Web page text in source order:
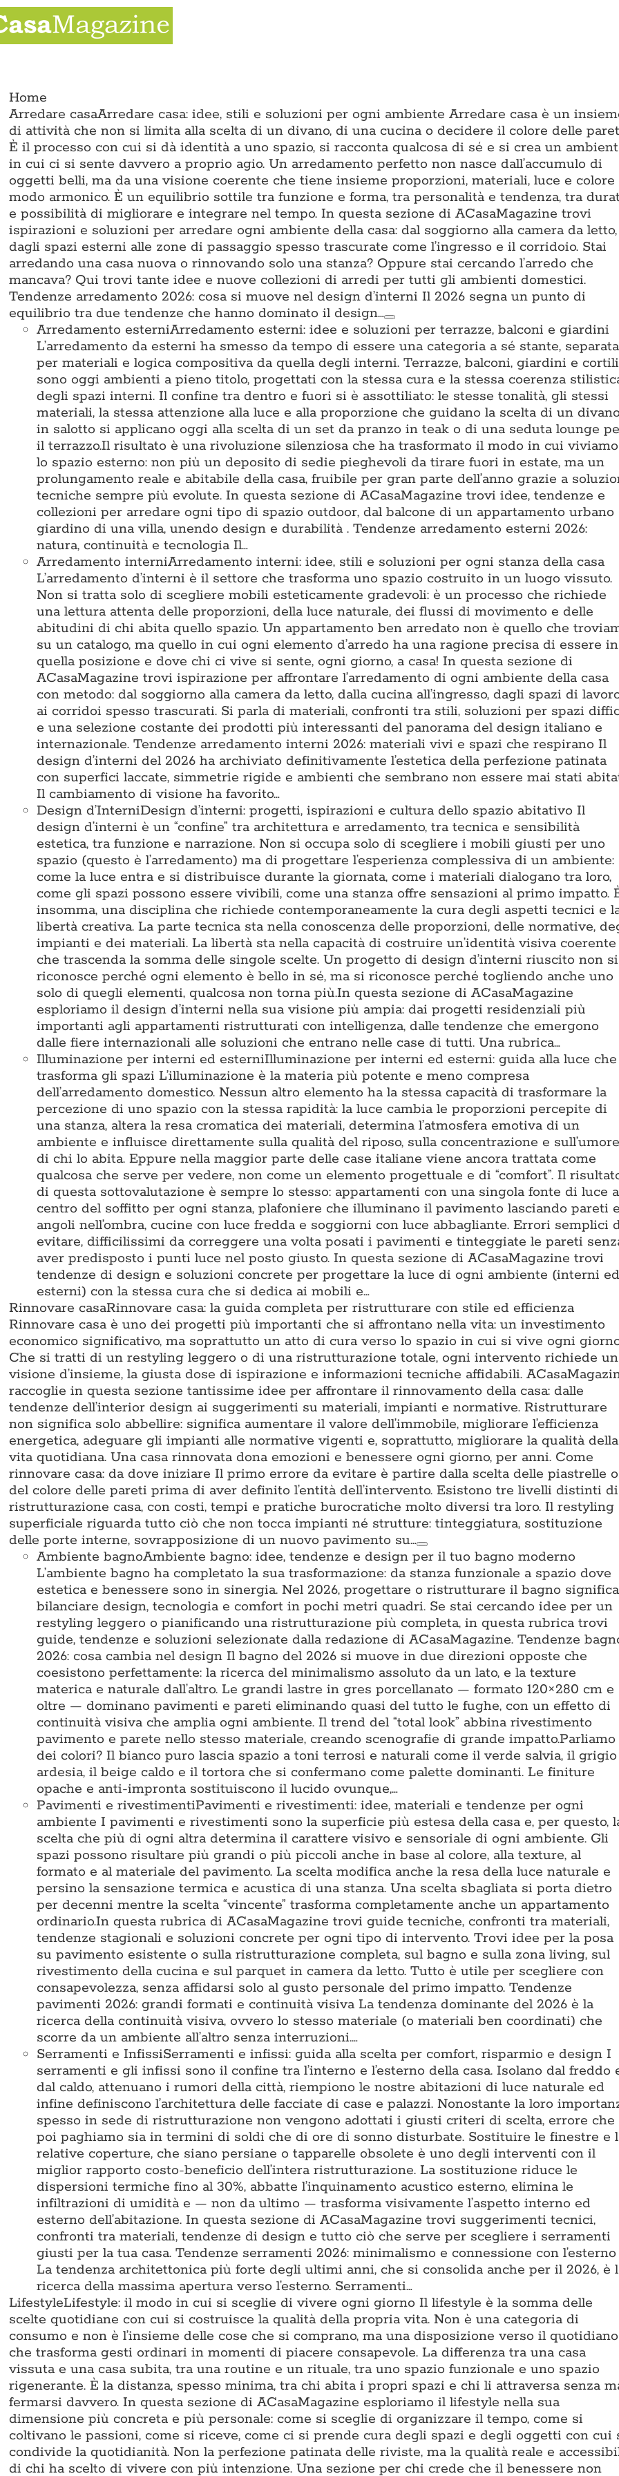
Salta
al
contenuto
Home
Arredare casaArredare casa: idee, stili e soluzioni per ogni ambiente Arredare casa è un
di attività che non si limita alla scelta di un divano, di una cucina o decidere il colore delle
È il processo con cui si dà identità a uno spazio, si racconta qualcosa di sé e si crea un
in cui ci si sente davvero a proprio agio. Un arredamento perfetto non nasce dall’accumulo di
oggetti belli, ma da una visione coerente che tiene insieme proporzioni, materiali, luce e
modo armonico. È un equilibrio sottile tra funzione e forma, tra personalità e tendenza, tra
e possibilità di migliorare e integrare nel tempo. In questa sezione di ACasaMagazine trovi
ispirazioni e soluzioni per arredare ogni ambiente della casa: dal soggiorno alla camera da letto,
dagli spazi esterni alle zone di passaggio spesso trascurate come l’ingresso e il corridoio. Stai
arredando una casa nuova o rinnovando solo una stanza? Oppure stai cercando l’arredo che
mancava? Qui trovi tante idee e nuove collezioni di arredi per tutti gli ambienti domestici.
Tendenze arredamento 2026: cosa si muove nel design d’interni Il 2026 segna un punto di
equilibrio tra due tendenze che hanno dominato il design…
Arredamento esterniArredamento esterni: idee e soluzioni per terrazze, balconi e giardini
L’arredamento da esterni ha smesso da tempo di essere una categoria a sé stante, separata
per materiali e logica compositiva da quella degli interni. Terrazze, balconi, giardini e cortili
sono oggi ambienti a pieno titolo, progettati con la stessa cura e la stessa coerenza
degli spazi interni. Il confine tra dentro e fuori si è assottiliato: le stesse tonalità, gli stessi
materiali, la stessa attenzione alla luce e alla proporzione che guidano la scelta di un divano
in salotto si applicano oggi alla scelta di un set da pranzo in teak o di una seduta lounge
il terrazzo.Il risultato è una rivoluzione silenziosa che ha trasformato il modo in cui viviamo
lo spazio esterno: non più un deposito di sedie pieghevoli da tirare fuori in estate, ma un
prolungamento reale e abitabile della casa, fruibile per gran parte dell’anno grazie a
tecniche sempre più evolute. In questa sezione di ACasaMagazine trovi idee, tendenze e
collezioni per arredare ogni tipo di spazio outdoor, dal balcone di un appartamento urbano
giardino di una villa, unendo design e durabilità . Tendenze arredamento esterni 2026:
natura, continuità e tecnologia Il…
Arredamento interniArredamento interni: idee, stili e soluzioni per ogni stanza della casa
L’arredamento d’interni è il settore che trasforma uno spazio costruito in un luogo vissuto.
Non si tratta solo di scegliere mobili esteticamente gradevoli: è un processo che richiede
una lettura attenta delle proporzioni, della luce naturale, dei flussi di movimento e delle
abitudini di chi abita quello spazio. Un appartamento ben arredato non è quello che
su un catalogo, ma quello in cui ogni elemento d’arredo ha una ragione precisa di essere in
quella posizione e dove chi ci vive si sente, ogni giorno, a casa! In questa sezione di
ACasaMagazine trovi ispirazione per affrontare l’arredamento di ogni ambiente della casa
con metodo: dal soggiorno alla camera da letto, dalla cucina all’ingresso, dagli spazi di
ai corridoi spesso trascurati. Si parla di materiali, confronti tra stili, soluzioni per spazi
e una selezione costante dei prodotti più interessanti del panorama del design italiano e
internazionale. Tendenze arredamento interni 2026: materiali vivi e spazi che respirano Il
design d’interni del 2026 ha archiviato definitivamente l’estetica della perfezione patinata
con superfici laccate, simmetrie rigide e ambienti che sembrano non essere mai stati
Il cambiamento di visione ha favorito…
Design d’InterniDesign d’interni: progetti, ispirazioni e cultura dello spazio abitativo Il
design d’interni è un “confine” tra architettura e arredamento, tra tecnica e sensibilità
estetica, tra funzione e narrazione. Non si occupa solo di scegliere i mobili giusti per uno
spazio (questo è l’arredamento) ma di progettare l’esperienza complessiva di un ambiente:
come la luce entra e si distribuisce durante la giornata, come i materiali dialogano tra loro,
come gli spazi possono essere vivibili, come una stanza offre sensazioni al primo impatto.
insomma, una disciplina che richiede contemporaneamente la cura degli aspetti tecnici e
libertà creativa. La parte tecnica sta nella conoscenza delle proporzioni, delle normative,
impianti e dei materiali. La libertà sta nella capacità di costruire un’identità visiva coerente
che trascenda la somma delle singole scelte. Un progetto di design d’interni riuscito non si
riconosce perché ogni elemento è bello in sé, ma si riconosce perché togliendo anche uno
solo di quegli elementi, qualcosa non torna più.In questa sezione di ACasaMagazine
esploriamo il design d’interni nella sua visione più ampia: dai progetti residenziali più
importanti agli appartamenti ristrutturati con intelligenza, dalle tendenze che emergono
dalle fiere internazionali alle soluzioni che entrano nelle case di tutti. Una rubrica…
Illuminazione per interni ed esterniIlluminazione per interni ed esterni: guida alla luce che
trasforma gli spazi L’illuminazione è la materia più potente e meno compresa
dell’arredamento domestico. Nessun altro elemento ha la stessa capacità di trasformare la
percezione di uno spazio con la stessa rapidità: la luce cambia le proporzioni percepite di
una stanza, altera la resa cromatica dei materiali, determina l’atmosfera emotiva di un
ambiente e influisce direttamente sulla qualità del riposo, sulla concentrazione e sull’umore
di chi lo abita. Eppure nella maggior parte delle case italiane viene ancora trattata come
qualcosa che serve per vedere, non come un elemento progettuale e di “comfort”. Il
di questa sottovalutazione è sempre lo stesso: appartamenti con una singola fonte di luce
centro del soffitto per ogni stanza, plafoniere che illuminano il pavimento lasciando pareti e
angoli nell’ombra, cucine con luce fredda e soggiorni con luce abbagliante. Errori semplici
evitare, difficilissimi da correggere una volta posati i pavimenti e tinteggiate le pareti
aver predisposto i punti luce nel posto giusto. In questa sezione di ACasaMagazine trovi
tendenze di design e soluzioni concrete per progettare la luce di ogni ambiente (interni ed
esterni) con la stessa cura che si dedica ai mobili e…
Rinnovare casaRinnovare casa: la guida completa per ristrutturare con stile ed efficienza
Rinnovare casa è uno dei progetti più importanti che si affrontano nella vita: un investimento
economico significativo, ma soprattutto un atto di cura verso lo spazio in cui si vive ogni
Che si tratti di un restyling leggero o di una ristrutturazione totale, ogni intervento richiede
visione d’insieme, la giusta dose di ispirazione e informazioni tecniche affidabili.
raccoglie in questa sezione tantissime idee per affrontare il rinnovamento della casa: dalle
tendenze dell’interior design ai suggerimenti su materiali, impianti e normative. Ristrutturare
non significa solo abbellire: significa aumentare il valore dell’immobile, migliorare l’efficienza
energetica, adeguare gli impianti alle normative vigenti e, soprattutto, migliorare la qualità della
vita quotidiana. Una casa rinnovata dona emozioni e benessere ogni giorno, per anni. Come
rinnovare casa: da dove iniziare Il primo errore da evitare è partire dalla scelta delle piastrelle o
del colore delle pareti prima di aver definito l’entità dell’intervento. Esistono tre livelli distinti di
ristrutturazione casa, con costi, tempi e pratiche burocratiche molto diversi tra loro. Il restyling
superficiale riguarda tutto ciò che non tocca impianti né strutture: tinteggiatura, sostituzione
delle porte interne, sovrapposizione di un nuovo pavimento su…
Ambiente bagnoAmbiente bagno: idee, tendenze e design per il tuo bagno moderno
L’ambiente bagno ha completato la sua trasformazione: da stanza funzionale a spazio dove
estetica e benessere sono in sinergia. Nel 2026, progettare o ristrutturare il bagno significa
bilanciare design, tecnologia e comfort in pochi metri quadri. Se stai cercando idee per un
restyling leggero o pianificando una ristrutturazione più completa, in questa rubrica trovi
guide, tendenze e soluzioni selezionate dalla redazione di ACasaMagazine. Tendenze
2026: cosa cambia nel design Il bagno del 2026 si muove in due direzioni opposte che
coesistono perfettamente: la ricerca del minimalismo assoluto da un lato, e la texture
materica e naturale dall’altro. Le grandi lastre in gres porcellanato — formato 120×280 cm e
oltre — dominano pavimenti e pareti eliminando quasi del tutto le fughe, con un effetto di
continuità visiva che amplia ogni ambiente. Il trend del “total look” abbina rivestimento
pavimento e parete nello stesso materiale, creando scenografie di grande impatto.Parliamo
dei colori? Il bianco puro lascia spazio a toni terrosi e naturali come il verde salvia, il grigio
ardesia, il beige caldo e il tortora che si confermano come palette dominanti. Le finiture
opache e anti-impronta sostituiscono il lucido ovunque,…
Pavimenti e rivestimentiPavimenti e rivestimenti: idee, materiali e tendenze per ogni
ambiente I pavimenti e rivestimenti sono la superficie più estesa della casa e, per questo,
scelta che più di ogni altra determina il carattere visivo e sensoriale di ogni ambiente. Gli
spazi possono risultare più grandi o più piccoli anche in base al colore, alla texture, al
formato e al materiale del pavimento. La scelta modifica anche la resa della luce naturale e
persino la sensazione termica e acustica di una stanza. Una scelta sbagliata si porta dietro
per decenni mentre la scelta “vincente” trasforma completamente anche un appartamento
ordinario.In questa rubrica di ACasaMagazine trovi guide tecniche, confronti tra materiali,
tendenze stagionali e soluzioni concrete per ogni tipo di intervento. Trovi idee per la posa
su pavimento esistente o sulla ristrutturazione completa, sul bagno e sulla zona living, sul
rivestimento della cucina e sul parquet in camera da letto. Tutto è utile per scegliere con
consapevolezza, senza affidarsi solo al gusto personale del primo impatto. Tendenze
pavimenti 2026: grandi formati e continuità visiva La tendenza dominante del 2026 è la
ricerca della continuità visiva, ovvero lo stesso materiale (o materiali ben coordinati) che
scorre da un ambiente all’altro senza interruzioni.…
Serramenti e InfissiSerramenti e infissi: guida alla scelta per comfort, risparmio e design I
serramenti e gli infissi sono il confine tra l’interno e l’esterno della casa. Isolano dal freddo
dal caldo, attenuano i rumori della città, riempiono le nostre abitazioni di luce naturale ed
infine definiscono l’architettura delle facciate di case e palazzi. Nonostante la loro
spesso in sede di ristrutturazione non vengono adottati i giusti criteri di scelta, errore che
poi paghiamo sia in termini di soldi che di ore di sonno disturbate. Sostituire le finestre e
relative coperture, che siano persiane o tapparelle obsolete è uno degli interventi con il
miglior rapporto costo-beneficio dell’intera ristrutturazione. La sostituzione riduce le
dispersioni termiche fino al 30%, abbatte l’inquinamento acustico esterno, elimina le
infiltrazioni di umidità e — non da ultimo — trasforma visivamente l’aspetto interno ed
esterno dell’abitazione. In questa sezione di ACasaMagazine trovi suggerimenti tecnici,
confronti tra materiali, tendenze di design e tutto ciò che serve per scegliere i serramenti
giusti per la tua casa. Tendenze serramenti 2026: minimalismo e connessione con l’esterno
La tendenza architettonica più forte degli ultimi anni, che si consolida anche per il 2026, è
ricerca della massima apertura verso l’esterno. Serramenti…
LifestyleLifestyle: il modo in cui si sceglie di vivere ogni giorno Il lifestyle è la somma delle
scelte quotidiane con cui si costruisce la qualità della propria vita. Non è una categoria di
consumo e non è l’insieme delle cose che si comprano, ma una disposizione verso il quotidiano
che trasforma gesti ordinari in momenti di piacere consapevole. La differenza tra una casa
vissuta e una casa subita, tra una routine e un rituale, tra uno spazio funzionale e uno spazio
rigenerante. È la distanza, spesso minima, tra chi abita i propri spazi e chi li attraversa senza
fermarsi davvero. In questa sezione di ACasaMagazine esploriamo il lifestyle nella sua
dimensione più concreta e più personale: come si sceglie di organizzare il tempo, come si
coltivano le passioni, come si riceve, come ci si prende cura degli spazi e degli oggetti con cui
condivide la quotidianità. Non la perfezione patinata delle riviste, ma la qualità reale e
di chi ha scelto di vivere con più intenzione. Una sezione per chi crede che il benessere non